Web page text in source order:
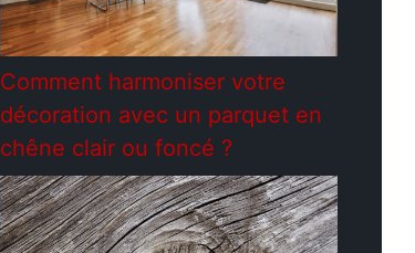
Comment harmoniser votre
décoration avec un parquet en
chêne clair ou foncé ?